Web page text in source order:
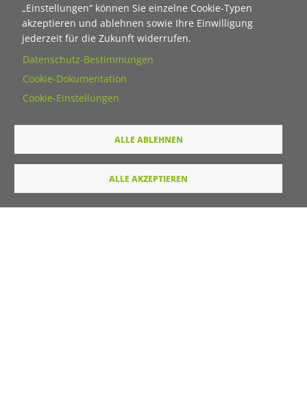
„Einstellungen“ können Sie einzelne Cookie-Typen
akzeptieren und ablehnen sowie Ihre Einwilligung
jederzeit für die Zukunft widerrufen.
Datenschutz-Bestimmungen
Cookie-Dokumentation
Cookie-Einstellungen
ALLE ABLEHNEN
ALLE AKZEPTIEREN
Neuanmeldung zum Newsletter der Stiftung "Ecken
wecken":
Contact 1
Anrede
Nachname